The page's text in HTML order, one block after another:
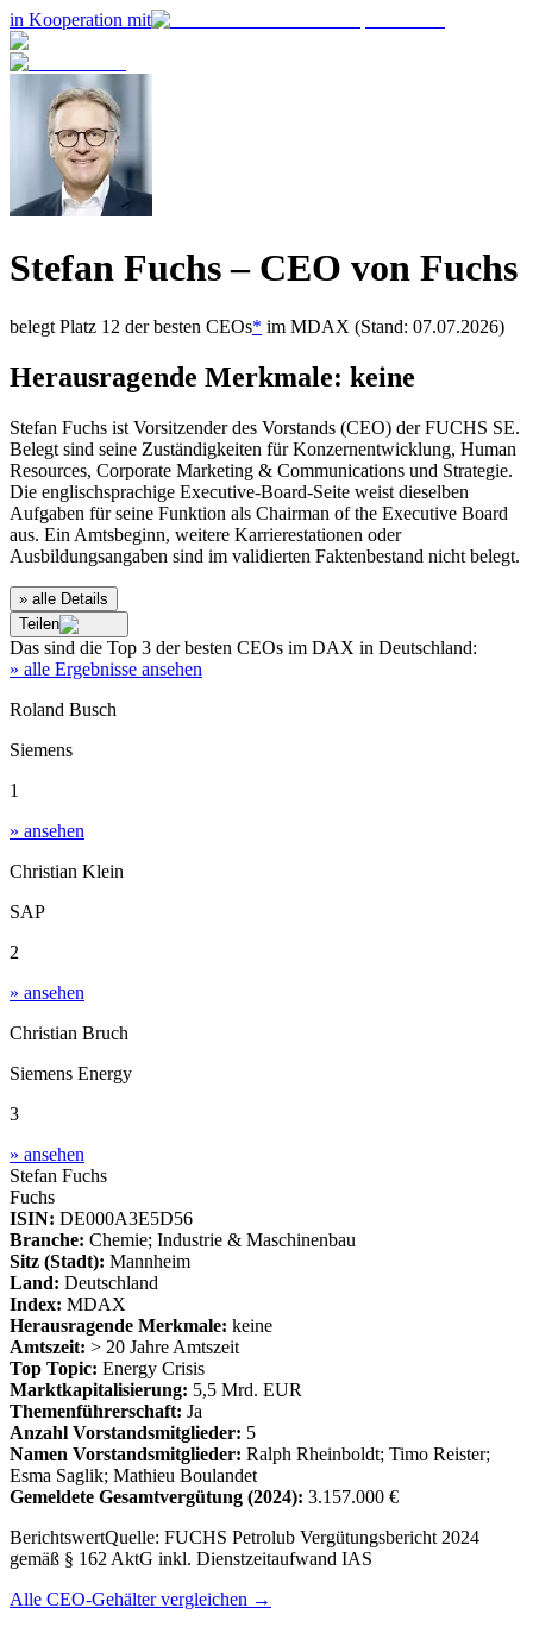
in Kooperation mit
Stefan Fuchs– CEO von Fuchs
belegt Platz 12 der besten CEOs* im MDAX (Stand: 07.07.2026)
Herausragende Merkmale: keine
Stefan Fuchs ist Vorsitzender des Vorstands (CEO) der FUCHS SE.
Belegt sind seine Zuständigkeiten für Konzernentwicklung, Human
Resources, Corporate Marketing & Communications und Strategie.
Die englischsprachige Executive-Board-Seite weist dieselben
Aufgaben für seine Funktion als Chairman of the Executive Board
aus. Ein Amtsbeginn, weitere Karrierestationen oder
Ausbildungsangaben sind im validierten Faktenbestand nicht belegt.
» alle Details
Teilen
Das sind die Top 3 der besten CEOs im DAX in Deutschland:
» alle Ergebnisse ansehen
Roland Busch
Siemens
1
» ansehen
Christian Klein
SAP
2
» ansehen
Christian Bruch
Siemens Energy
3
» ansehen
Stefan Fuchs
Fuchs
ISIN: DE000A3E5D56
Branche: Chemie; Industrie & Maschinenbau
Sitz (Stadt): Mannheim
Land: Deutschland
Index: MDAX
Herausragende Merkmale: keine
Amtszeit: > 20 Jahre Amtszeit
Top Topic: Energy Crisis
Marktkapitalisierung: 5,5 Mrd. EUR
Themenführerschaft: Ja
Anzahl Vorstandsmitglieder: 5
Namen Vorstandsmitglieder: Ralph Rheinboldt; Timo Reister;
Esma Saglik; Mathieu Boulandet
Gemeldete Gesamtvergütung (2024): 3.157.000 €
BerichtswertQuelle: FUCHS Petrolub Vergütungsbericht 2024
gemäß § 162 AktG inkl. Dienstzeitaufwand IAS
Alle CEO-Gehälter vergleichen →